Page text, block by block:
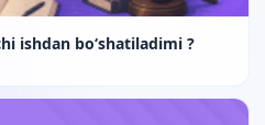
ishdan bo‘shatiladimi ?